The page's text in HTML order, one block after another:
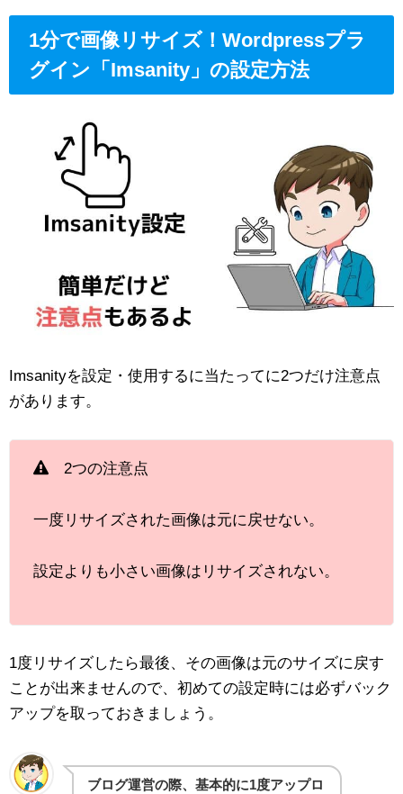
1分で画像リサイズ！Wordpressプラ
グイン「Imsanity」の設定方法
Imsanityを設定・使用するに当たってに2つだけ注意点
があります。
2つの注意点
一度リサイズされた画像は元に戻せない。
設定よりも小さい画像はリサイズされない。
1度リサイズしたら最後、その画像は元のサイズに戻す
ことが出来ませんので、 初めての設定時には必ずバック
アップを取っておきましょう。
ブログ運営の際、基本的に1度アップロ